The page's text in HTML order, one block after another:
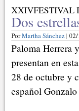
XXIVFESTIVAL
Dos
PorMartha Sánchez|
Paloma Herrera
presentan en
28 de octubre y
español